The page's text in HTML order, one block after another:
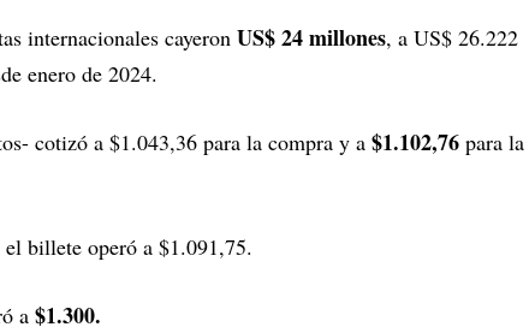
internacionales cayeron US$ 24 millones, a US$ 26.222
enero de 2024.
cotizó a $1.043,36 para la compra y a $1.102,76 para la
billete operó a $1.091,75.
a $1.300.